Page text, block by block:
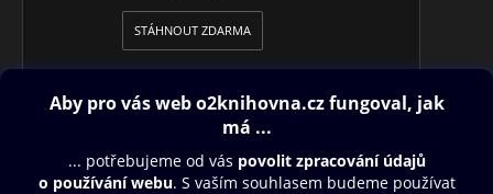
STÁHNOUT ZDARMA
Obsah ke stažení